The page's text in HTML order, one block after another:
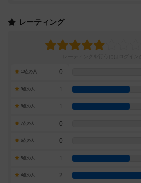
レーティング
10点の人 0
9点の人 1
8点の人 1
7点の人 0
6点の人 0
5点の人 1
4点の人 2